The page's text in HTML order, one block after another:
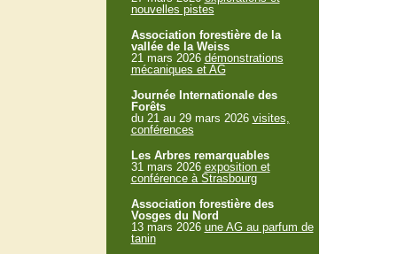
nouvelles pistes
Association forestière de la
vallée de la Weiss
21 mars 2026 démonstrations
mécaniques et AG
Journée Internationale des
Forêts
du 21 au 29 mars 2026 visites,
conférences
Les Arbres remarquables
31 mars 2026 exposition et
conférence à Strasbourg
Association forestière des
Vosges du Nord
13 mars 2026 une AG au parfum de
tanin